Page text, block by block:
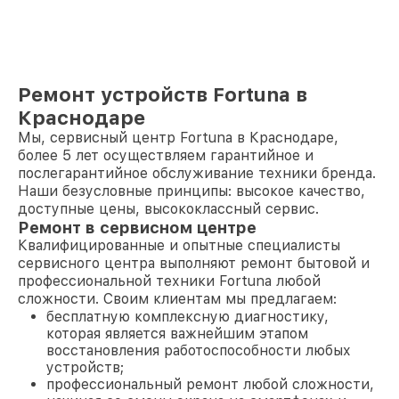
Ремонт устройств Fortuna в
Краснодаре
Мы, сервисный центр Fortuna в Краснодаре,
более 5 лет осуществляем гарантийное и
послегарантийное обслуживание техники бренда.
Наши безусловные принципы: высокое качество,
доступные цены, высококлассный сервис.
Ремонт в сервисном центре
Квалифицированные и опытные специалисты
сервисного центра выполняют ремонт бытовой и
профессиональной техники Fortuna любой
сложности. Своим клиентам мы предлагаем:
бесплатную комплексную диагностику,
которая является важнейшим этапом
восстановления работоспособности любых
устройств;
профессиональный ремонт любой сложности,